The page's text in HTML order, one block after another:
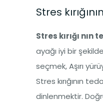
Stres
Stres kırığı nın
ayağı iyi bir
seçmek, Aşırı
Stres kırığının
dinlenmektir.